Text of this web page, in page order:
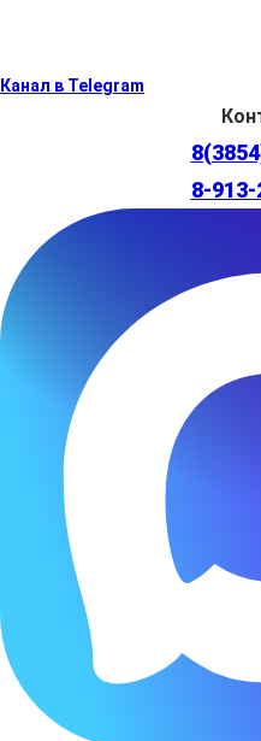
Канал в Telegram
8-913-